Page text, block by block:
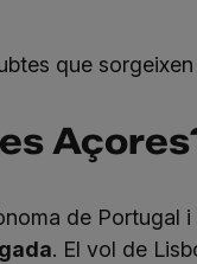
que
de
. El vol de